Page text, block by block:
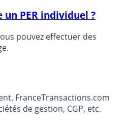
PER individuel ?
pouvez effectuer des
FranceTransactions.com
de gestion, CGP, etc.